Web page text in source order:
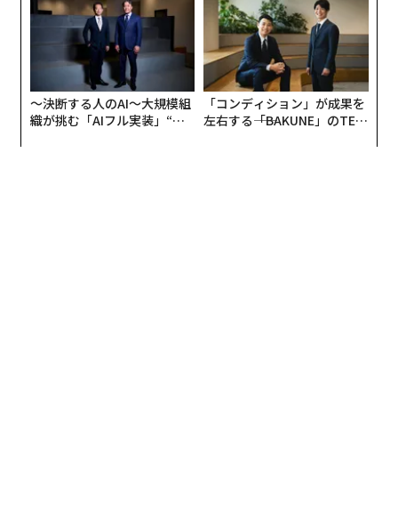
──2022年秋のChatGPTのローンチにあたって、社内
では「立ち上げる価値があるかどうかさえわからない状
態だった」という話を、御社のプレジデントのグレッ
グ・ブロックマンから聞きました。つまり、誰もがこの
プロダクトの凄さを理解している訳ではなかったという
ことですか？
〜決断する人のAI〜大規模組
織が挑む「AIフル実装」“使
「コンディション」が成果を
左右する――「BAKUNE」のTEN